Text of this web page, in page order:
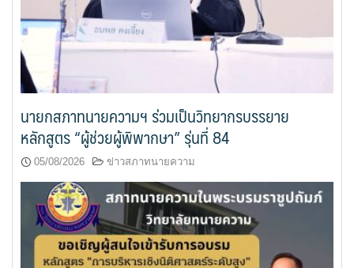
นายกสภาทนายความฯ ร่วมเป็นวิทยากรบรรยาย
หลักสูตร “ผู้ช่วยผู้พิพากษา” รุ่นที่ 84
05/08/2026 ข่าวสภาทนายความ